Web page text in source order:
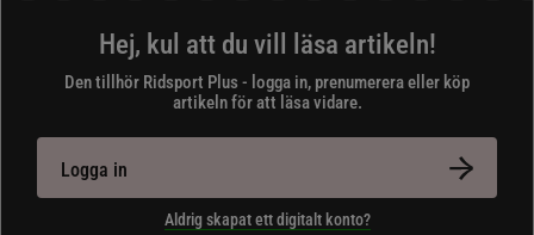
Hej, kul att du vill läsa artikeln!
Den tillhör Ridsport Plus - logga in, prenumerera eller köp
artikeln för att läsa vidare.
Logga in
Aldrig skapat ett digitalt konto?